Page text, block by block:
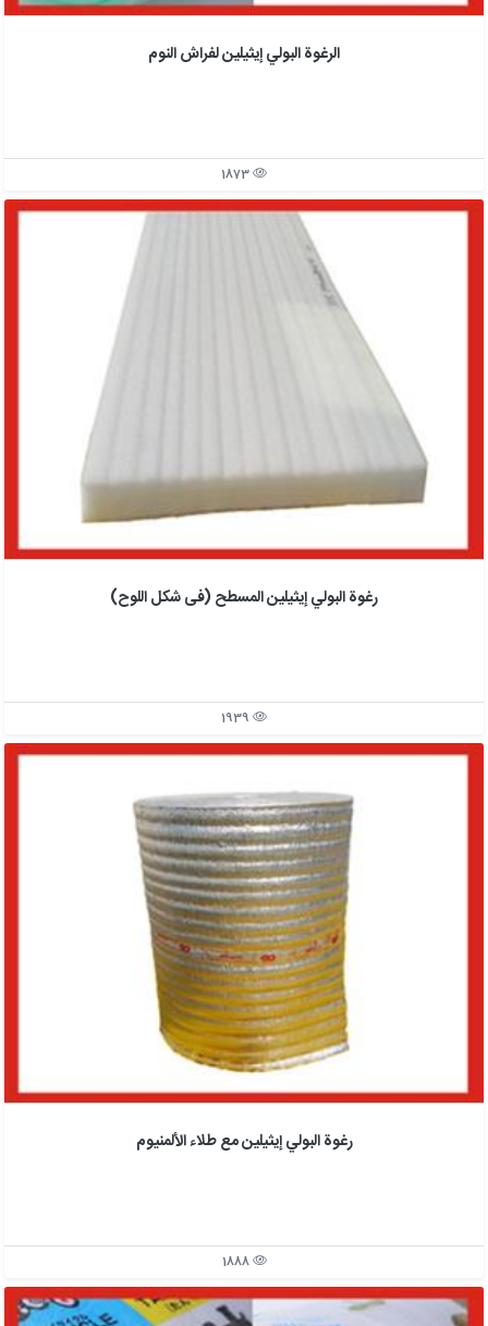
الرغوة البولي إيثيلين لفراش النوم
رغوة البولي إيثيلين المسطح (فی شكل اللوح)
رغوة البولي إيثيلين مع طلاء الألمنيوم
1888